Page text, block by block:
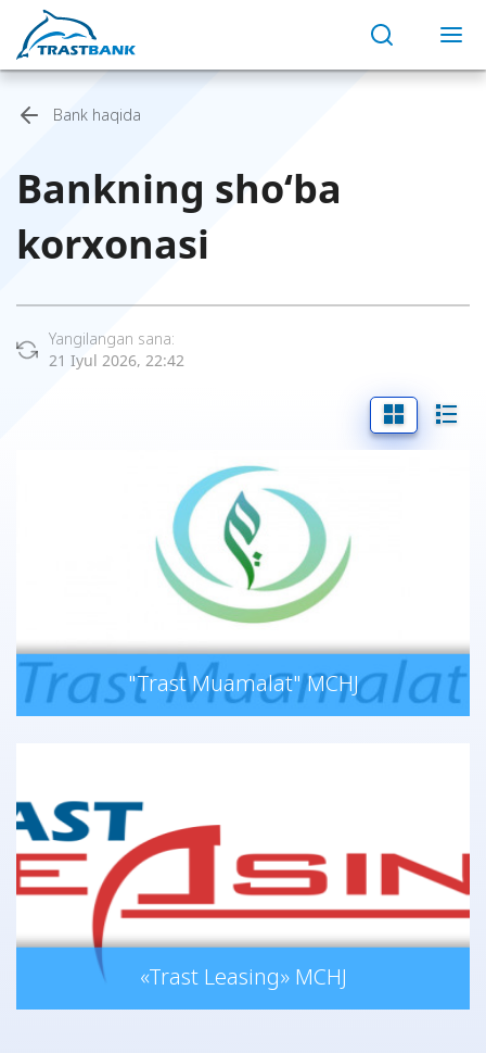
Bank haqida
Bankning sho‘ba
korxonasi
Yangilangan sana:
21 Iyul 2026, 22:42
"Trast Muamalat" MCHJ
«Trast Leasing» MCHJ